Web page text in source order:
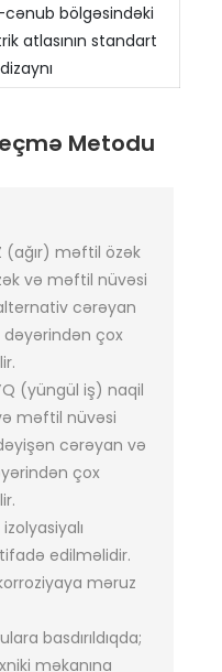
bölgəsindəki
atlasının standart
dizaynı
Metodu
(ağır) məftil özək
və məftil nüvəsi
cərəyan
çox
(yüngül iş) naqil
məftil nüvəsi
cərəyan və
çox
edilməlidir.
məruz
basdırıldıqda;
məkanına